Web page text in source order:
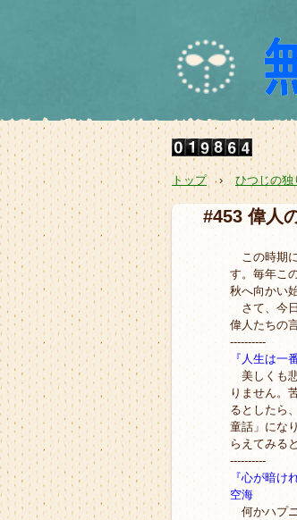
トップ › ひつじの独
#453 偉人
この時期
す。毎年こ
秋へ向かい
さて、今
偉人たちの
----------
『人生は一
美しくも
りません。
るとしたら
童話」にな
らえてみる
----------
『心が暗
空海
何かハプ